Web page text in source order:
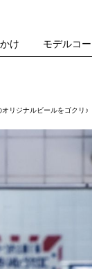
け モデルコ
リジナルビールをゴクリ♪